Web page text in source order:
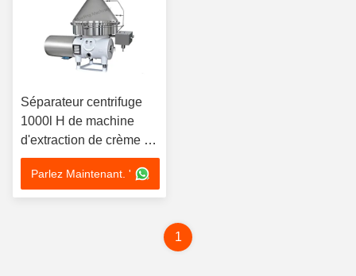
Séparateur centrifuge
1000l H de machine
d'extraction de crème de
lait de solides solubles
316L
Parlez Maintenant. '
1